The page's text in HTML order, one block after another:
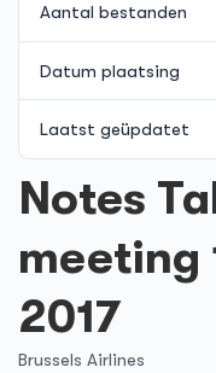
Aantal bestanden
Datum plaatsing
Laatst geüpdatet
Notes
meeting
2017
Brussels Airlines